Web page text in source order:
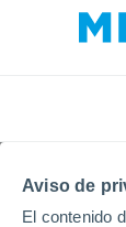
Aviso de
El contenido